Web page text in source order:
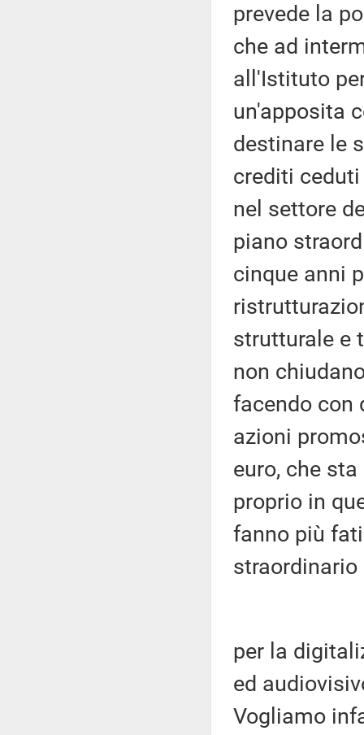
prevede la
che ad
all'Istituto
un'apposita
destinare le
crediti
nel settore
piano
cinque anni
strutturale e
non
facendo con
azioni
euro, che
proprio in
fanno più
straordinario
per la
ed
Vogliamo